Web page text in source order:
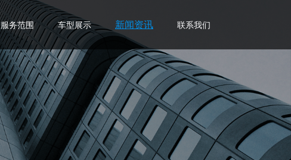
服务范围 车型展示 新闻资讯 联系我们